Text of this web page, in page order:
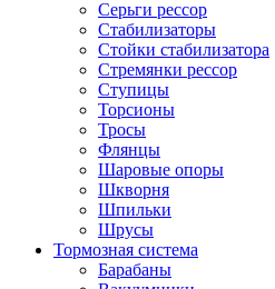
Серьги рессор
Стабилизаторы
Стойки стабилизатора
Стремянки рессор
Ступицы
Торсионы
Тросы
Флянцы
Шаровые опоры
Шкворня
Шпильки
Шрусы
Тормозная система
Барабаны